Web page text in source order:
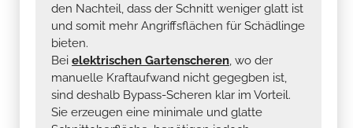
den Nachteil, dass der Schnitt weniger glatt ist
und somit mehr Angriffsflächen für Schädlinge
bieten.
Bei elektrischen Gartenscheren, wo der
manuelle Kraftaufwand nicht gegegben ist,
sind deshalb Bypass-Scheren klar im Vorteil.
Sie erzeugen eine minimale und glatte